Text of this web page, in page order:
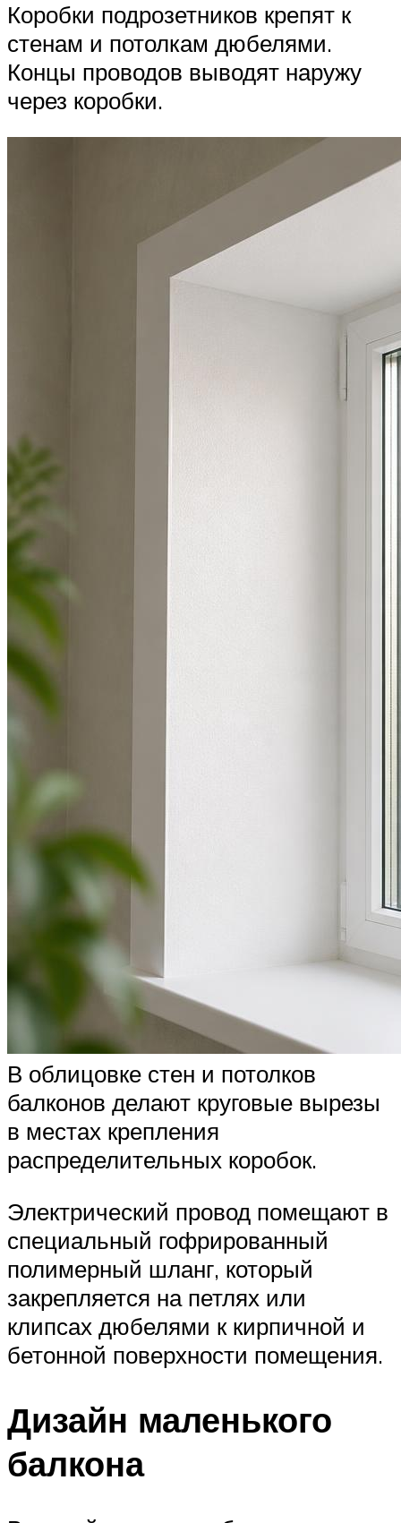
Коробки подрозетников крепят к
стенам и потолкам дюбелями.
Концы проводов выводят наружу
через коробки.
В облицовке стен и потолков
балконов делают круговые вырезы
в местах крепления
распределительных коробок.
Электрический провод помещают в
специальный гофрированный
полимерный шланг, который
закрепляется на петлях или
клипсах дюбелями к кирпичной и
бетонной поверхности помещения.
Дизайн маленького
балкона